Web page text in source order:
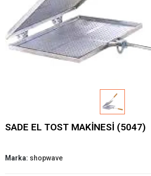
SADE EL TOST MAKİNESİ (5047)
Marka: shopwave